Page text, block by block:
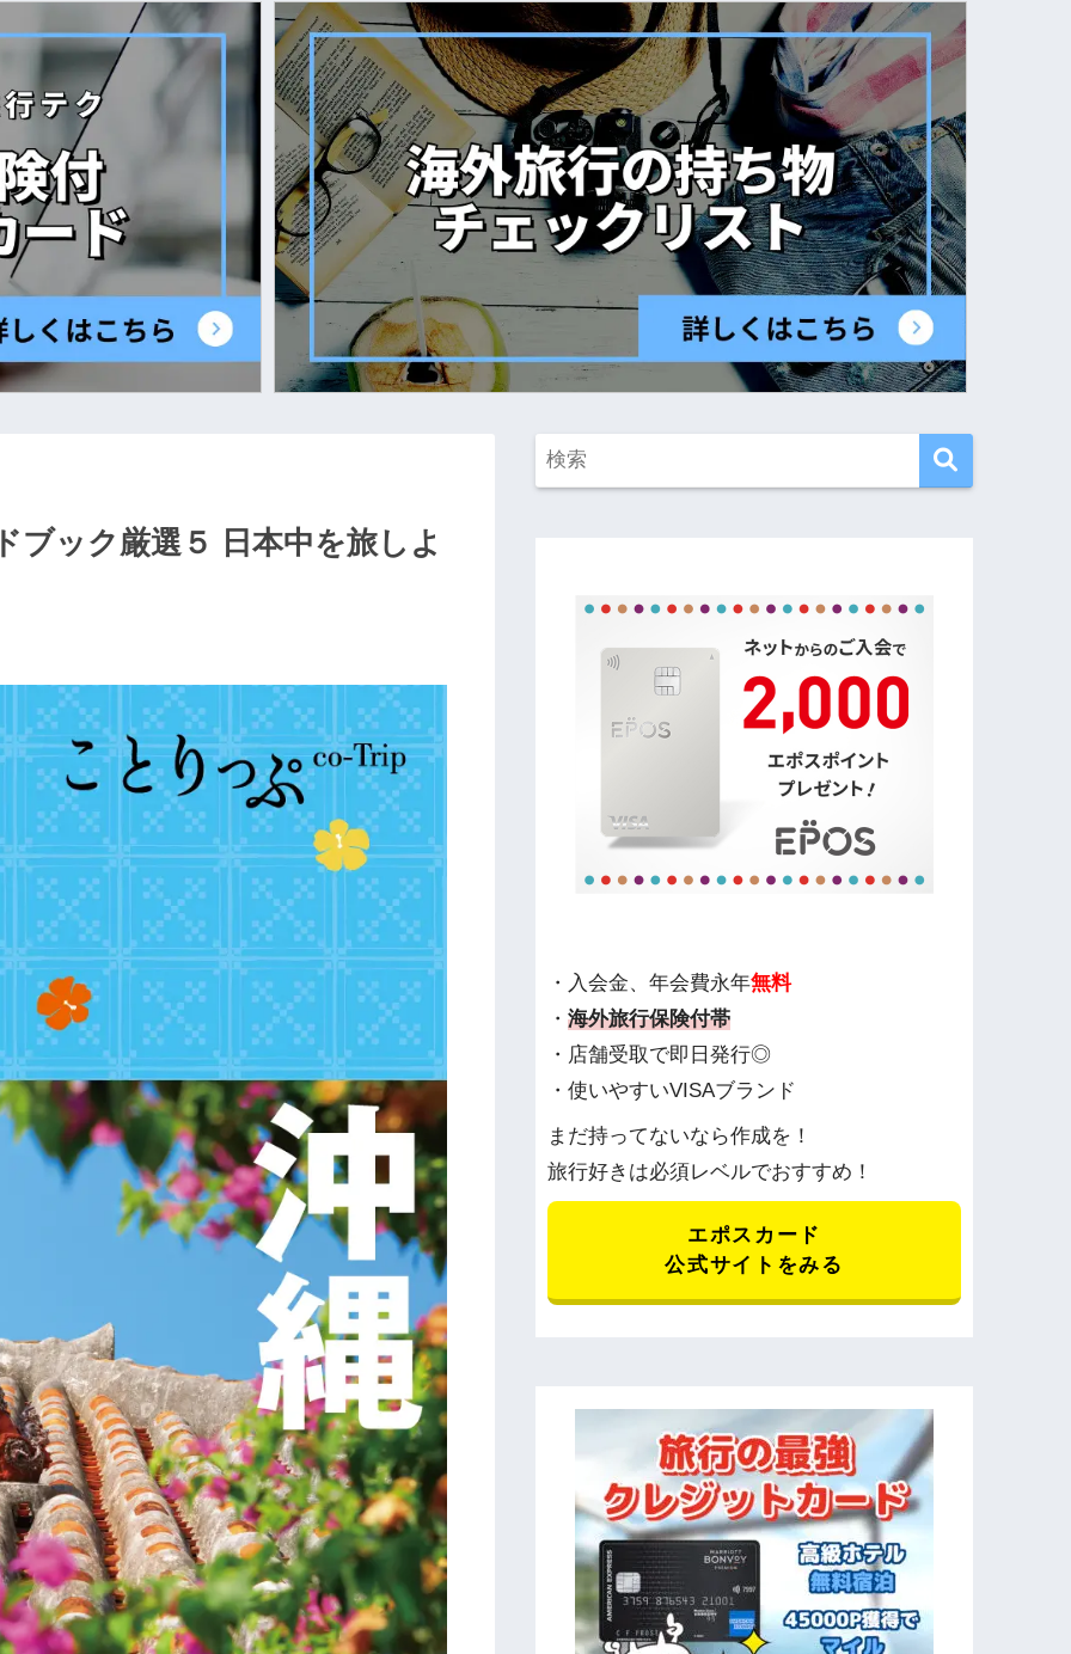
ブック厳選５ 日本中を旅しよ
・入会金、年会費永年無料
・海外旅行保険付帯
・店舗受取で即日発行◎
・使いやすいVISAブランド
まだ持ってないなら作成を！
旅行好きは必須レベルでおすすめ！
エポスカード
公式サイトをみる